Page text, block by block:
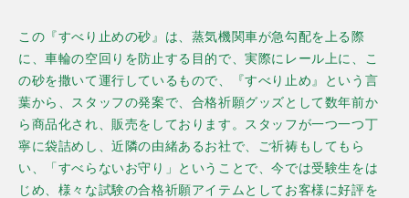
この 『すべり止めの砂 』 は、蒸気機関車が急勾配を上る際
に、車輪の空回りを防止する目的で、実際にレール上に
こ
の砂を撒いて運行しているもので 『すべり 止め』という言
葉から、 スタッフの発案で 合格祈願グッズとして数年前か
ら商品化され 、販売をしております。
スタッフが一つ一つ丁
寧に袋詰め し、近隣の由緒あるお社で 、ご祈祷もしてもら
い、
「すべらないお守り」 と いうことで 、今では受験生をは
じめ、様々な試験の合格祈願アイテムとしてお客様に好評を